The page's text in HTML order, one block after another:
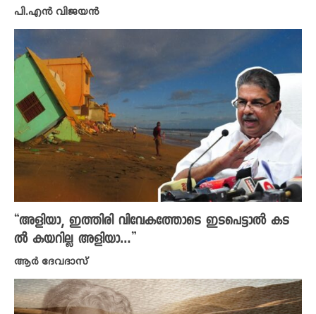
പി.എൻ വിജയൻ
“അളിയാ, ഇത്തിരി വിവേകത്തോടെ ഇടപെട്ടാൽ കട
ൽ കയറില്ല അളിയാ…”
ആർ ദേവദാസ്